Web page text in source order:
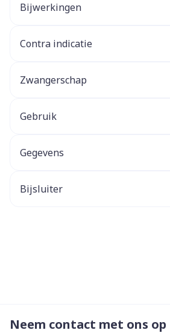
Bijwerkingen
Contra indicatie
Zwangerschap
Gebruik
Gegevens
Bijsluiter
Neem contact met ons op